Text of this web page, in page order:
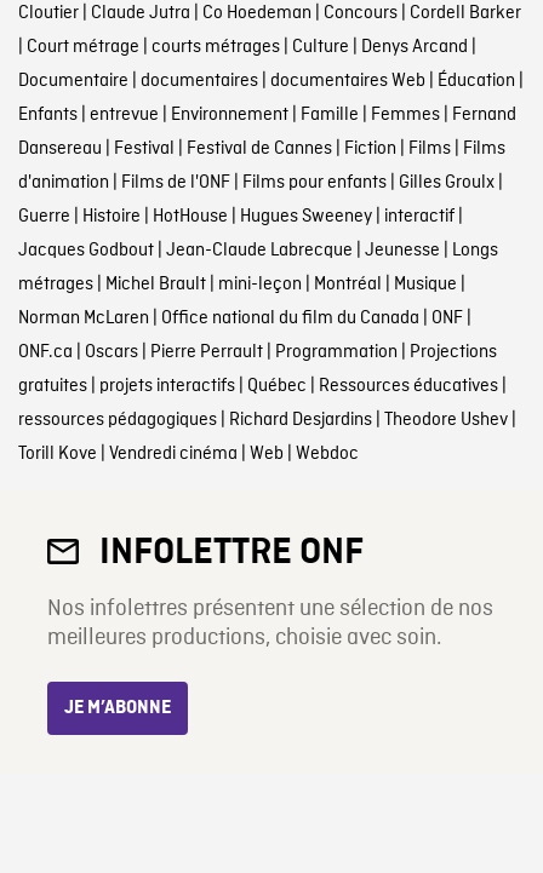
Cloutier| Claude Jutra | Co Hoedeman | Concours| Cordell Barker
| Court métrage | courts métrages| Culture | Denys Arcand |
Documentaire | documentaires| documentaires Web | Éducation |
Enfants| entrevue | Environnement| Famille | Femmes| Fernand
Dansereau | Festival | Festival de Cannes| Fiction | Films| Films
d'animation | Films de l'ONF| Films pour enfants| Gilles Groulx|
Guerre | Histoire | HotHouse | Hugues Sweeney| interactif|
Jacques Godbout| Jean-Claude Labrecque | Jeunesse | Longs
métrages| Michel Brault| mini-leçon | Montréal | Musique |
Norman McLaren | Office national du film du Canada | ONF|
ONF.ca | Oscars| Pierre Perrault| Programmation | Projections
gratuites| projets interactifs| Québec | Ressources éducatives|
ressources pédagogiques| Richard Desjardins| Theodore Ushev|
Torill Kove | Vendredi cinéma | Web | Webdoc
INFOLETTRE ONF
Nos infolettres présentent une sélection de nos
meilleures productions, choisie avec soin.
JE M’ABONNE